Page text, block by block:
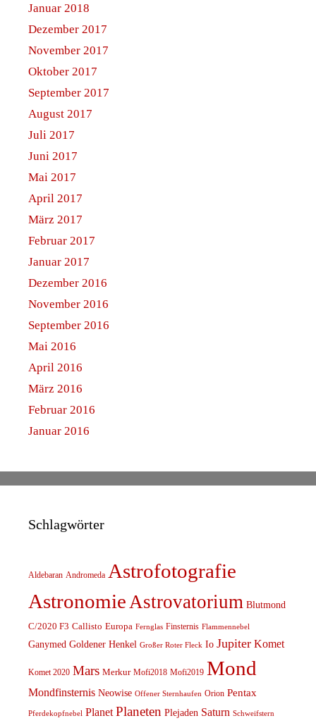
Januar 2018
Dezember 2017
November 2017
Oktober 2017
September 2017
August 2017
Juli 2017
Juni 2017
Mai 2017
April 2017
März 2017
Februar 2017
Januar 2017
Dezember 2016
November 2016
September 2016
Mai 2016
April 2016
März 2016
Februar 2016
Januar 2016
Schlagwörter
Aldebaran Andromeda Astrofotografie
AstronomieAstrovatorium Blutmond
C/2020 F3 Callisto Europa Fernglas Finsternis Flammennebel
Ganymed Goldener Henkel Großer Roter Fleck Io Jupiter Komet
Komet 2020 Mars Merkur Mofi2018 Mofi2019 Mond
Mondfinsternis Neowise Offener Sternhaufen Orion Pentax
Pferdekopfnebel Planet Planeten Plejaden Saturn Schweifstern